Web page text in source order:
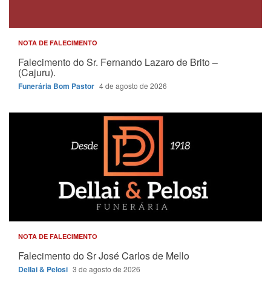
NOTA DE FALECIMENTO
Falecimento do Sr. Fernando Lazaro de Brito –
(Cajuru).
Funerária Bom Pastor 4 de agosto de 2026
NOTA DE FALECIMENTO
Falecimento do Sr José Carlos de Mello
Dellai & Pelosi 3 de agosto de 2026